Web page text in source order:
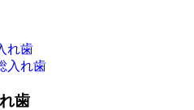
れ歯
入れ歯
歯